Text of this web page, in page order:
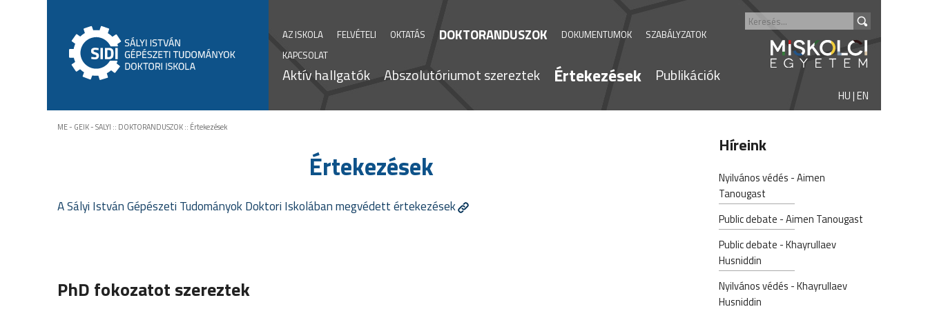
AZ ISKOLA FELVÉTELI OKTATÁS DOKTORANDUSZOK DOKUMENTUMOK
SZABÁLYZATOK
KAPCSOLAT
Aktív hallgatók Abszolutóriumot szereztek Értekezések Publikációk
HU|EN
ME - GEIK - SALYI :: DOKTORANDUSZOK:: Értekezések
Értekezések
A Sályi István Gépészeti Tudományok Doktori Iskolában megvédett értekezések
PhD fokozatot szereztek
Híreink
Nyilvános védés - Aimen
Tanougast
Public debate - Aimen Tanougast
Public debate - Khayrullaev
Husniddin
Nyilvános védés - Khayrullaev
Husniddin